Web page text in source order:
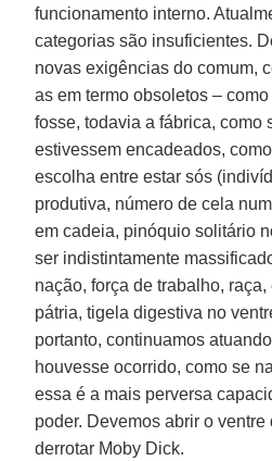
funcionamento interno.
categorias são insuficientes.
novas exigências do comum,
as em termo obsoletos –
fosse, todavia a fábrica, como
estivessem encadeados,
escolha entre estar sós
produtiva, número de cela
em cadeia, pinóquio solitário
ser indistintamente
nação, força de trabalho,
pátria, tigela digestiva no
portanto, continuamos
houvesse ocorrido, como se
essa é a mais perversa
poder. Devemos abrir o
derrotar Moby Dick.